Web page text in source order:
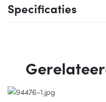
Specificaties